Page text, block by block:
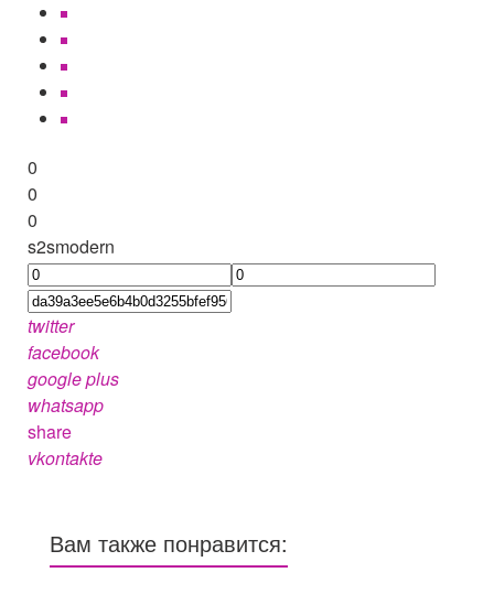
0
0
0
s2smodern
twitter
facebook
google plus
whatsapp
share
vkontakte
Вам также понравится: